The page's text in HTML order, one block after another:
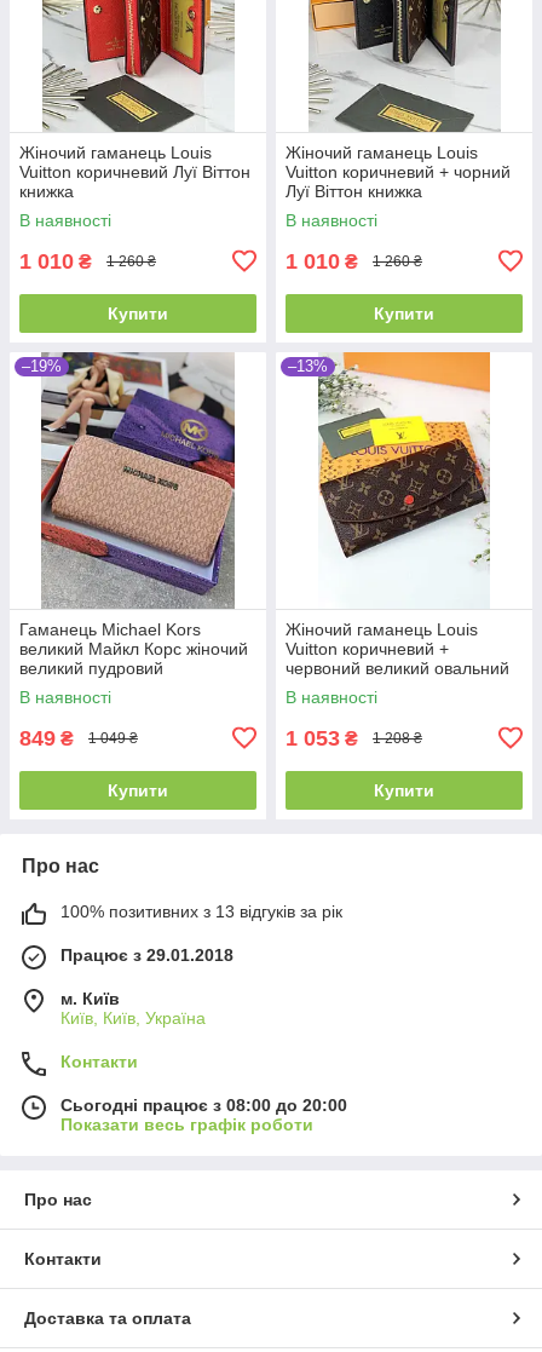
Жіночий гаманець Louis
Vuitton коричневий Луї Віттон
книжка
В наявності
1 010 ₴ 1 260 ₴
Купити
Жіночий гаманець Louis
Vuitton коричневий + чорний
Луї Віттон книжка
В наявності
1 010 ₴ 1 260 ₴
Купити
–19%
Гаманець Michael Kors
великий Майкл Корс жіночий
великий пудровий
В наявності
849 ₴ 1 049 ₴
Купити
–13%
Жіночий гаманець Louis
Vuitton коричневий +
червоний великий овальний
Луї Віттон
В наявності
1 053 ₴ 1 208 ₴
Купити
Про нас
100% позитивних з 13 відгуків за рік
Працює з 29.01.2018
м. Київ
Київ, Київ, Україна
Контакти
Сьогодні працює з 08:00 до 20:00
Показати весь графік роботи
Про нас
Контакти
Доставка та оплата